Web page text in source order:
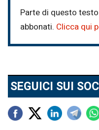
Parte di questo
abbonati. Clicca qui
SEGUICI SUI